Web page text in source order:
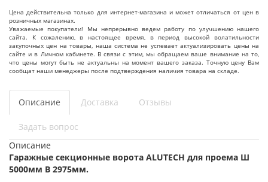
Цена действительна только для интернет-магазина и может отличаться от цен в
розничных магазинах.
Уважаемые покупатели! Мы непрерывно ведем работу по улучшению нашего
сайта. К сожалению, в настоящее время, в период высокой волатильности
закупочных цен на товары, наша система не успевает актуализировать цены на
сайте и в Личном кабинете. В связи с этим, мы обращаем ваше внимание на то,
что цены могут быть не актуальны на момент вашего заказа. Точную цену Вам
сообщат наши менеджеры после подтверждения наличия товара на складе.
Описание Доставка Отзывы
Задать вопрос
Описание
Гаражные секционные ворота ALUTECH для проема Ш
5000мм В 2975мм.